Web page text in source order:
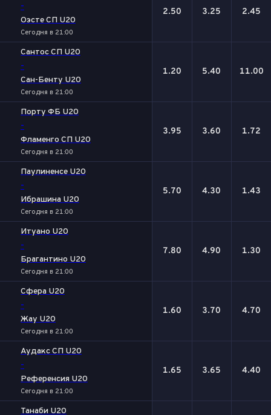
-
Оэсте СП U20
Сегодня в 21:00
2.50 3.25 2.45
Сантос СП U20
-
Сан-Бенту U20
Сегодня в 21:00
1.20 5.40 11.00
Порту ФБ U20
-
Фламенго СП U20
Сегодня в 21:00
3.95 3.60 1.72
Паулиненсе U20
-
Ибрашина U20
Сегодня в 21:00
5.70 4.30 1.43
Итуано U20
-
Брагантино U20
Сегодня в 21:00
7.80 4.90 1.30
Сфера U20
-
Жау U20
Сегодня в 21:00
1.60 3.70 4.70
Аудакс СП U20
-
Референсия U20
Сегодня в 21:00
1.65 3.65 4.40
Танаби U20